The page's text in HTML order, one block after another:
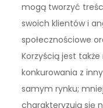
mogą tworzyć
swoich klientów i
społecznościowe
Korzyścią jest
konkurowania z
samym rynku;
charakteryzują się